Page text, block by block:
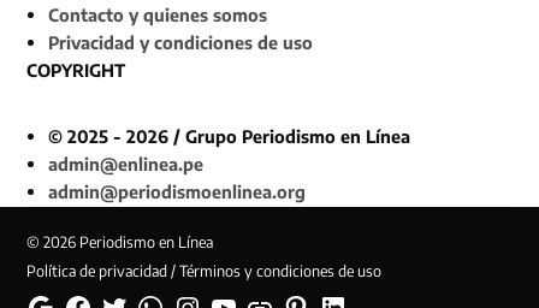
Contacto y quienes somos
Privacidad y condiciones de uso
COPYRIGHT
© 2025 - 2026 / Grupo Periodismo en Línea
admin@enlinea.pe
admin@periodismoenlinea.org
© 2026 Periodismo en Línea
Política de privacidad / Términos y condiciones de uso